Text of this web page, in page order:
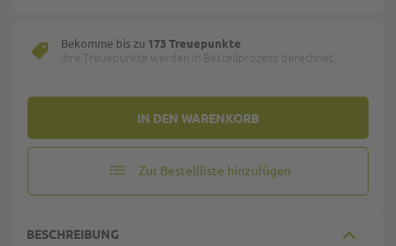
IN DEN WARENKORB
Bekomme bis zu 173 Treuepunkte
Ihre Treuepunkte werden in Bestellprozess berechnet.
Zur Bestellliste hinzufügen
BESCHREIBUNG